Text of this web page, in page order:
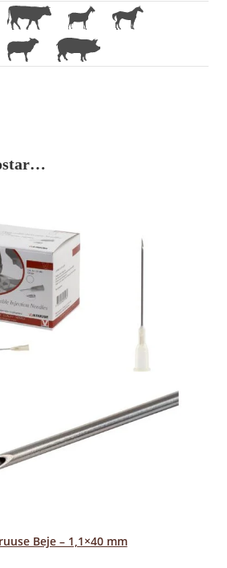
Beje – 1,1×40 mm